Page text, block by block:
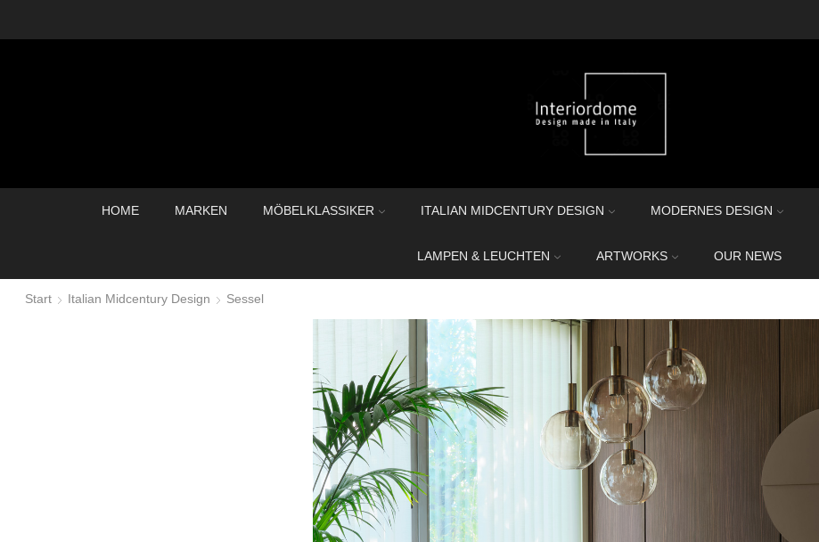
HOME MARKEN MÖBELKLASSIKER ITALIAN MIDCENTURY DESIGN MODERNES DESIGN
LAMPEN & LEUCHTEN ARTWORKS OUR NEWS
Start Italian Midcentury Design Sessel